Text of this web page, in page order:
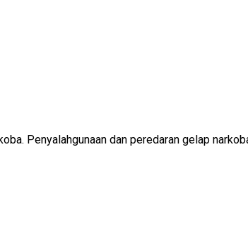
Penyalahgunaan dan peredaran gelap